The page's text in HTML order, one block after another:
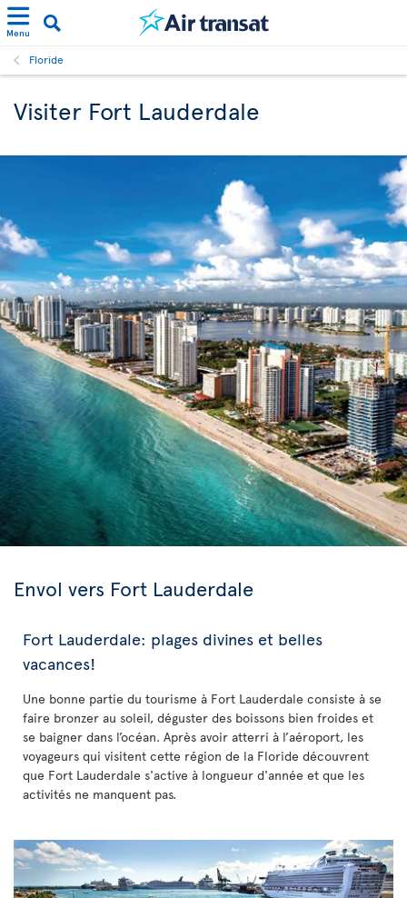
Menu
Floride
Visiter Fort Lauderdale
Envol vers Fort Lauderdale
Fort Lauderdale: plages divines et belles
vacances!
Une bonne partie du tourisme à Fort Lauderdale consiste à se
faire bronzer au soleil, déguster des boissons bien froides et
se baigner dans l’océan. Après avoir atterri à l’aéroport, les
voyageurs qui visitent cette région de la Floride découvrent
que Fort Lauderdale s'active à longueur d'année et que les
activités ne manquent pas.